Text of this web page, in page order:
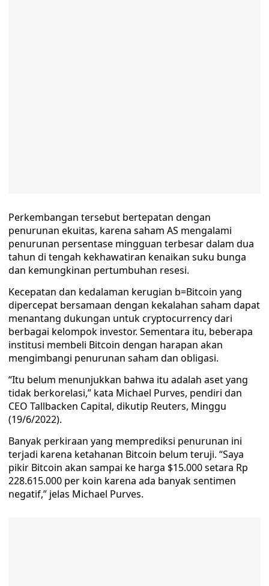
Perkembangan tersebut bertepatan dengan
penurunan ekuitas, karena saham AS mengalami
penurunan persentase mingguan terbesar dalam dua
tahun di tengah kekhawatiran kenaikan suku bunga
dan kemungkinan pertumbuhan resesi.
Kecepatan dan kedalaman kerugian b=Bitcoin yang
dipercepat bersamaan dengan kekalahan saham dapat
menantang dukungan untuk cryptocurrency dari
berbagai kelompok investor. Sementara itu, beberapa
institusi membeli Bitcoin dengan harapan akan
mengimbangi penurunan saham dan obligasi.
“Itu belum menunjukkan bahwa itu adalah aset yang
tidak berkorelasi,” kata Michael Purves, pendiri dan
CEO Tallbacken Capital, dikutip Reuters, Minggu
(19/6/2022).
Banyak perkiraan yang memprediksi penurunan ini
terjadi karena ketahanan Bitcoin belum teruji. “Saya
pikir Bitcoin akan sampai ke harga $15.000 setara Rp
228.615.000 per koin karena ada banyak sentimen
negatif,” jelas Michael Purves.